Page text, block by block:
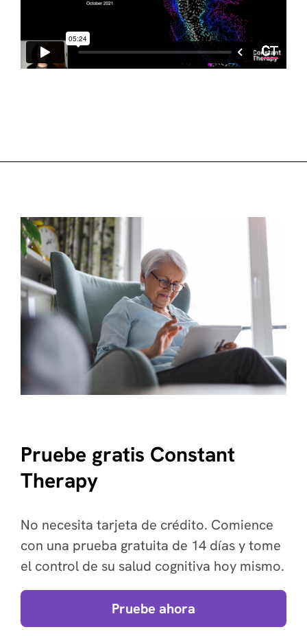
Pruebe gratis Constant
Therapy
No necesita tarjeta de crédito. Comience
con una prueba gratuita de 14 días y tome
el control de su salud cognitiva hoy mismo.
Pruebe ahora